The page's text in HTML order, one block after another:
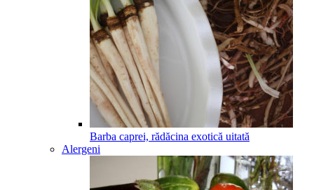
Barba caprei, rădăcina exotică uitată
Alergeni